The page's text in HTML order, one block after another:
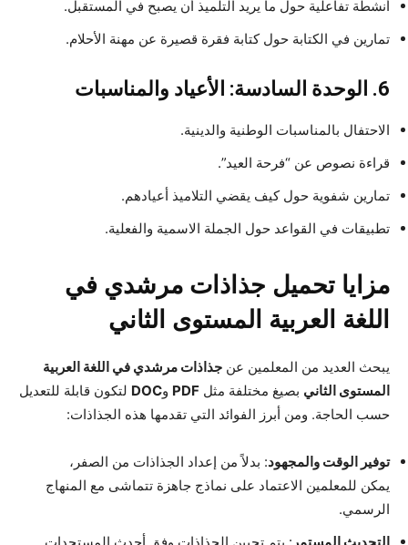
أنشطة تفاعلية حول ما يريد التلميذ أن يصبح في المستقبل.
تمارين في الكتابة حول كتابة فقرة قصيرة عن مهنة الأحلام.
6. الوحدة السادسة: الأعياد والمناسبات
الاحتفال بالمناسبات الوطنية والدينية.
قراءة نصوص عن “فرحة العيد”.
تمارين شفوية حول كيف يقضي التلاميذ أعيادهم.
تطبيقات في القواعد حول الجملة الاسمية والفعلية.
مزايا تحميل جذاذات مرشدي في
اللغة العربية المستوى الثاني
يبحث العديد من المعلمين عن جذاذات مرشدي في اللغة العربية
المستوى الثاني بصيغ مختلفة مثل PDF وDOC لتكون قابلة للتعديل
حسب الحاجة. ومن أبرز الفوائد التي تقدمها هذه الجذاذات:
توفير الوقت والمجهود: بدلاً من إعداد الجذاذات من الصفر،
يمكن للمعلمين الاعتماد على نماذج جاهزة تتماشى مع المنهاج
الرسمي.